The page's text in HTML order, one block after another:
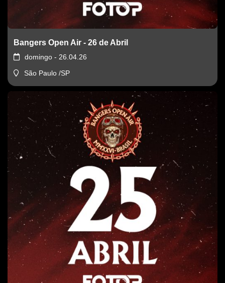
Bangers Open Air - 26 de Abril
domingo - 26.04.26
São Paulo /SP